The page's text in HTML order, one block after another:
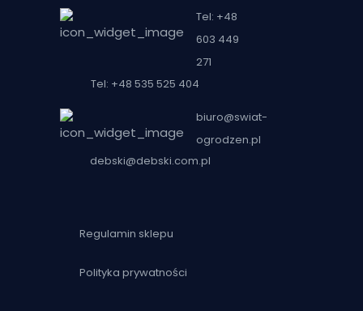
Tel: +48
603 449
271
Tel: +48 535 525 404
biuro@swiat-
ogrodzen.pl
debski@debski.com.pl
Regulamin sklepu
Polityka prywatności